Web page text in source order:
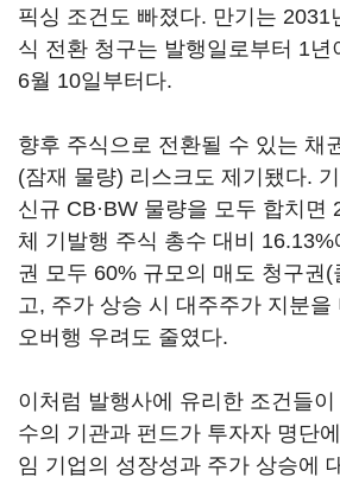
픽싱 조건도 빠졌다. 만기는 2031
식 전환 청구는 발행일로부터 1년
6월 10일부터다.
향후 주식으로 전환될 수 있는 채
(잠재 물량) 리스크도 제기됐다.
신규 CB·BW 물량을 모두 합치면
체 기발행 주식 총수 대비 16.13%
권 모두 60% 규모의 매도 청구권(
고, 주가 상승 시 대주주가 지분을
오버행 우려도 줄였다.
이처럼 발행사에 유리한 조건들
수의 기관과 펀드가 투자자 명단
임 기업의 성장성과 주가 상승에